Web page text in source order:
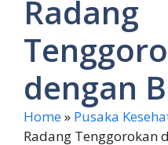
Radang
dengan
Home» Pusaka
Radang Tenggorokan